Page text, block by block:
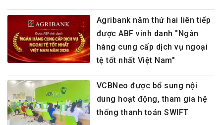
Agribank năm thứ hai liên tiếp
được ABF vinh danh "Ngân
hàng cung cấp dịch vụ ngoại
tệ tốt nhất Việt Nam"
VCBNeo được bổ sung nội
dung hoạt động, tham gia hệ
thống thanh toán SWIFT